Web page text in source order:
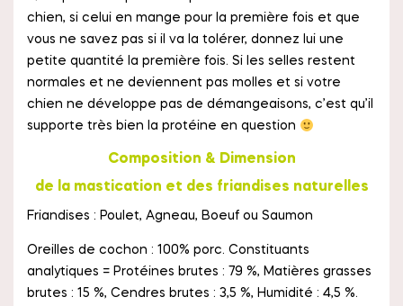
chien, si celui en mange pour la première fois et que
vous ne savez pas si il va la tolérer, donnez lui une
petite quantité la première fois. Si les selles restent
normales et ne deviennent pas molles et si votre
chien ne développe pas de démangeaisons, c’est qu’il
supporte très bien la protéine en question
Composition & Dimension
de la mastication et des friandises naturelles
Friandises : Poulet, Agneau, Boeuf ou Saumon
Oreilles de cochon : 100% porc. Constituants
analytiques = Protéines brutes : 79 %, Matières grasses
brutes : 15 %, Cendres brutes : 3,5 %, Humidité : 4,5 %.